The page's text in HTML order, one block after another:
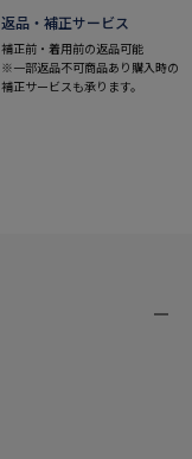
返品・補正サービス
補正前・着用前の返品可能
※一部返品不可商品あり購入時の
補正サービスも承ります。